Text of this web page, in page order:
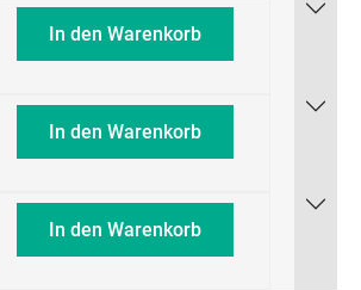
In den Warenkorb
In den Warenkorb
In den Warenkorb